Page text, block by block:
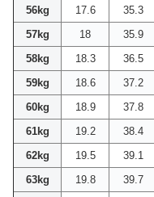
56kg
17.6 35.3
57kg
18 35.9
58kg
18.3 36.5
59kg
18.6 37.2
60kg
18.9 37.8
61kg
19.2 38.4
62kg
19.5 39.1
63kg
19.8 39.7